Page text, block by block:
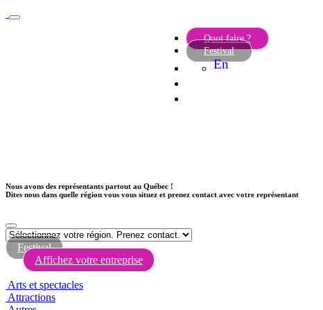
Quoi faire ?
Festival
En
Nous avons des représentants partout au Québec !
Dites nous dans quelle région vous vous situez et prenez contact avec votre représentant
Festival
Affichez votre entreprise
Arts et spectacles
Attractions